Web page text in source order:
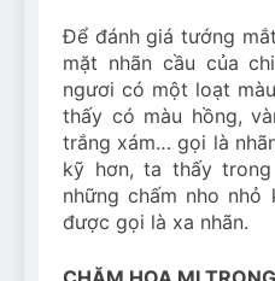
Để đánh giá tướng
mặt nhãn cầu của
ngươi có một loạt
thấy có màu hồng,
trắng xám… gọi là
kỹ hơn, ta thấy
những chấm nho nhỏ
được gọi là xa nhãn.